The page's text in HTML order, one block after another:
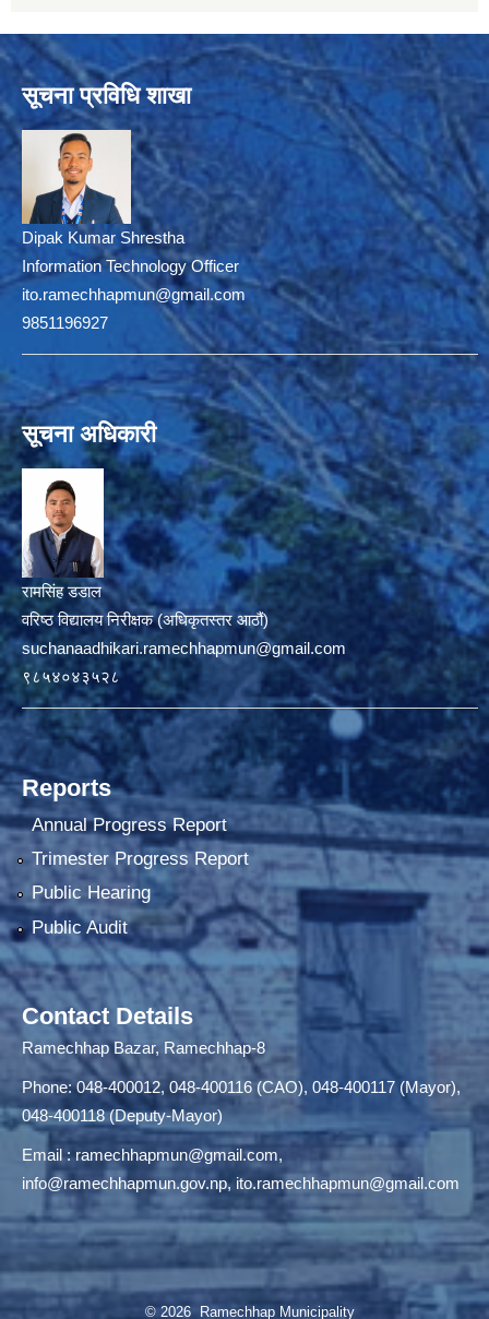
सूचना प्रविधि शाखा
Dipak Kumar Shrestha
Information Technology Officer
ito.ramechhapmun@gmail.com
9851196927
सूचना अधिकारी
रामसिंह डडाल
वरिष्ठ विद्यालय निरीक्षक (अधिकृतस्तर आठौं)
suchanaadhikari.ramechhapmun@gmail.com
९८५४०४३५२८
Reports
Annual Progress Report
Trimester Progress Report
Public Hearing
Public Audit
Contact Details
Ramechhap Bazar, Ramechhap-8
Phone: 048-400012, 048-400116 (CAO), 048-400117 (Mayor),
048-400118 (Deputy-Mayor)
Email :ramechhapmun@gmail.com,
info@ramechhapmun.gov.np, ito.ramechhapmun@gmail.com
© 2026 Ramechhap Municipality